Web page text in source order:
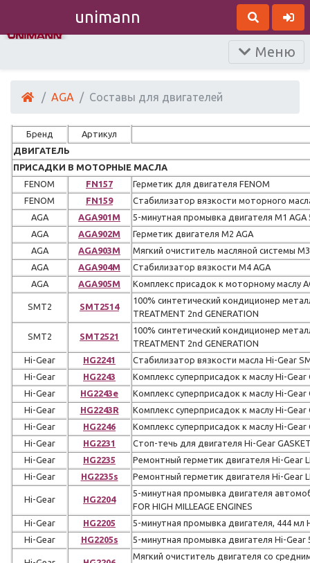
unimann
Меню
AGA Составы для двигателей
Бренд
Артикул
ДВИГАТЕЛЬ
ПРИСАДКИ В МОТОРНЫЕ МАСЛА
FENOM
FN157
Герметик для двигателя FENOM
FENOM
FN159
Стабилизатор вязкости моторного
AGA
AGA901M
5-минутная промывка двигателя M1
AGA
AGA902M
Герметик двигателя M2 AGA
AGA
AGA903M
Мягкий очиститель масляной системы
AGA
AGA904M
Стабилизатор вязкости M4 AGA
AGA
AGA905M Комплекс присадок к моторному маслу
SMT2 SMT2514
100% cинтетический кондиционер
TREATMENT 2nd GENERATION
SMT2 SMT2521
100% cинтетический кондиционер
TREATMENT 2nd GENERATION
Hi-Gear
HG2241
Стабилизатор вязкости масла Hi-Gear
Hi-Gear
HG2243
Комплекс суперприсадок к маслу Hi-Gear
Hi-Gear
HG2243e
Комплекс суперприсадок к маслу Hi-Gear
Hi-Gear
HG2243R
Комплекс суперприсадок к маслу Hi-Gear
Hi-Gear
HG2246
Комплекс суперприсадок к маслу Hi-Gear
Hi-Gear
HG2231
Стоп-течь для двигателя Hi-Gear
Hi-Gear
HG2235
Ремонтный герметик двигателя Hi-Gear
Hi-Gear
HG2235s Ремонтный герметик двигателя Hi-Gear
Hi-Gear HG2204
5-минутная промывка двигателя
FOR HIGH MILLEAGE ENGINES
Hi-Gear
HG2205
5-минутная промывка двигателя, 444 мл
Hi-Gear
HG2205s 5-минутная промывка двигателя Hi-Gear
Мягкий очиститель двигателя со